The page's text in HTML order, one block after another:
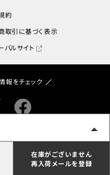
在庫がございません
再入荷メールを登録
約
取引に基づく表示
バルサイト
報をチェック
RESERVED.